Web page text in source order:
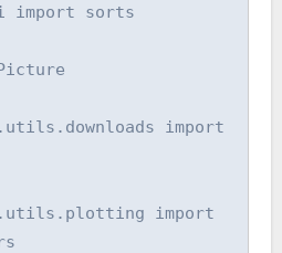
import sorts
import
import